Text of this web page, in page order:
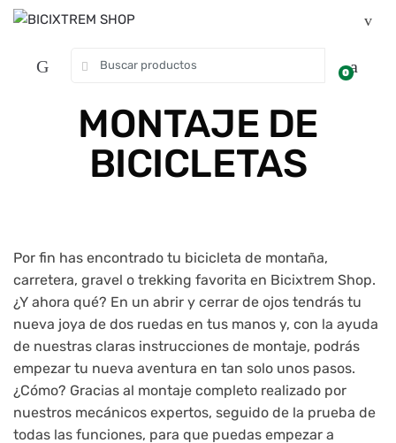
0
MONTAJE DE
BICICLETAS
Por fin has encontrado tu bicicleta de montaña,
carretera, gravel o trekking favorita en Bicixtrem Shop.
¿Y ahora qué? En un abrir y cerrar de ojos tendrás tu
nueva joya de dos ruedas en tus manos y, con la ayuda
de nuestras claras instrucciones de montaje, podrás
empezar tu nueva aventura en tan solo unos pasos.
¿Cómo? Gracias al montaje completo realizado por
nuestros mecánicos expertos, seguido de la prueba de
todas las funciones, para que puedas empezar a